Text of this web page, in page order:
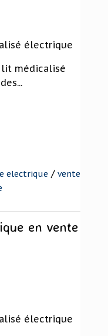
électrique
lit médicalisé
electrique / vente
en vente
électrique